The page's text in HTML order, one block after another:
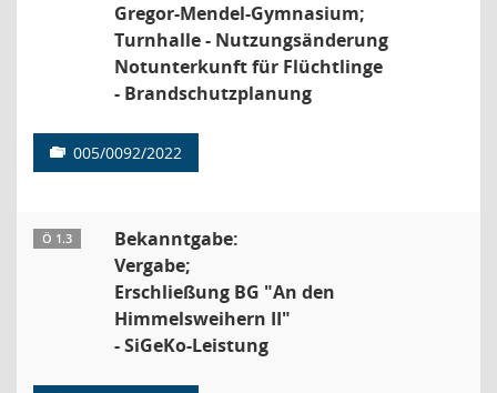
Gregor-Mendel-Gymnasium;
Turnhalle - Nutzungsänderung
Notunterkunft für Flüchtlinge
- Brandschutzplanung
005/0092/2022
Ö 1.3
Bekanntgabe:
Vergabe;
Erschließung BG "An den
Himmelsweihern II"
- SiGeKo-Leistung